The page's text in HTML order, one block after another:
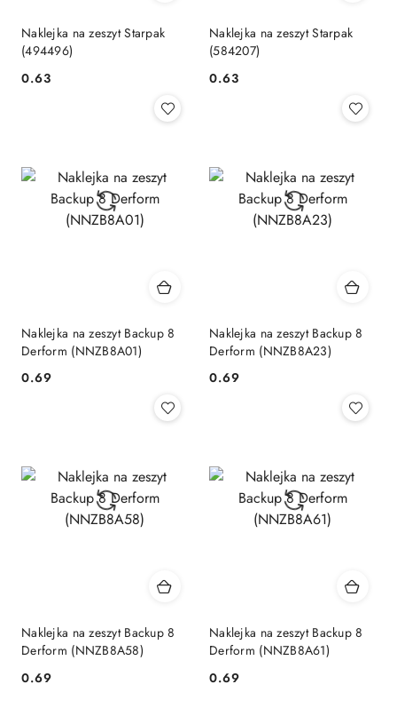
Naklejka na zeszyt Starpak
(494496)
Cena:
0.63
Naklejka na zeszyt Starpak
(584207)
Cena:
0.63
Naklejka na zeszyt Backup 8
Derform (NNZB8A01)
Cena:
0.69
Naklejka na zeszyt Backup 8
Derform (NNZB8A23)
Cena:
0.69
Naklejka na zeszyt Backup 8
Derform (NNZB8A58)
Cena:
0.69
Naklejka na zeszyt Backup 8
Derform (NNZB8A61)
Cena:
0.69